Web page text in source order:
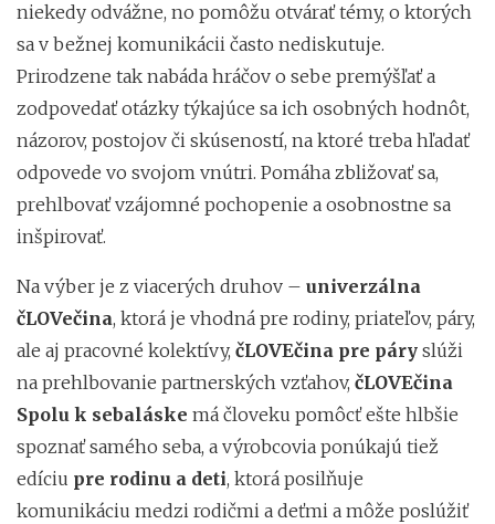
niekedy odvážne, no pomôžu otvárať témy, o ktorých
sa v bežnej komunikácii často nediskutuje.
Prirodzene tak nabáda hráčov o sebe premýšľať a
zodpovedať otázky týkajúce sa ich osobných hodnôt,
názorov, postojov či skúseností, na ktoré treba hľadať
odpovede vo svojom vnútri. Pomáha zbližovať sa,
prehlbovať vzájomné pochopenie a osobnostne sa
inšpirovať.
Na výber je z viacerých druhov – univerzálna
čLOVečina, ktorá je vhodná pre rodiny, priateľov, páry,
ale aj pracovné kolektívy, čLOVEčina pre páry slúži
na prehlbovanie partnerských vzťahov, čLOVEčina
Spolu k sebaláske má človeku pomôcť ešte hlbšie
spoznať samého seba, a výrobcovia ponúkajú tiež
edíciu pre rodinu a deti, ktorá posilňuje
komunikáciu medzi rodičmi a deťmi a môže poslúžiť